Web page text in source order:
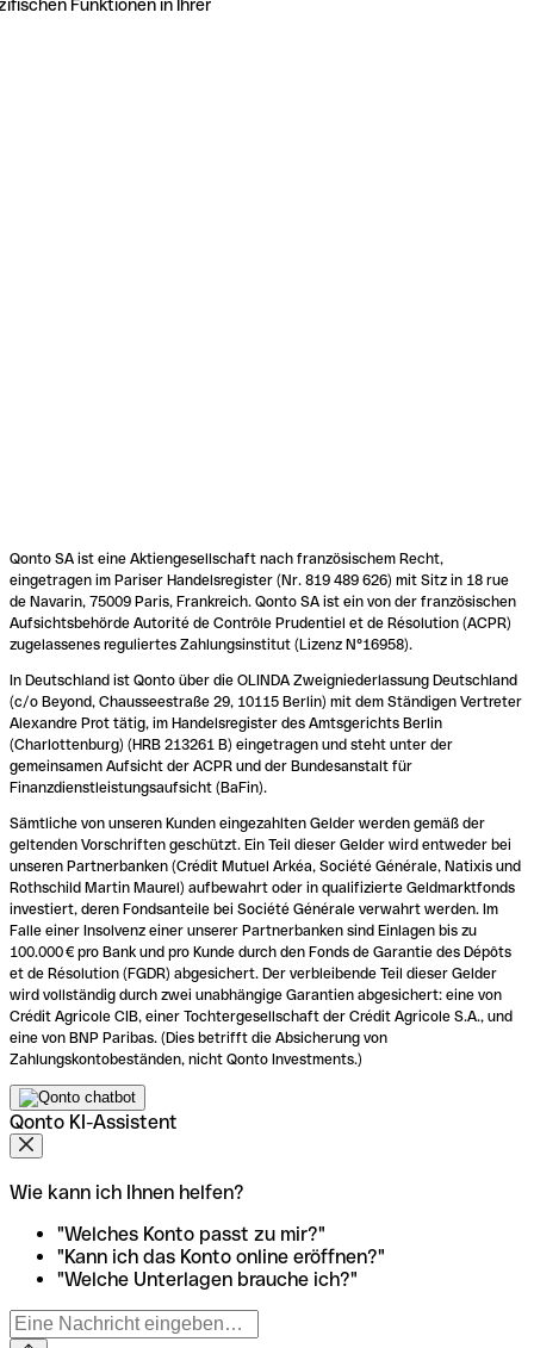
Funktionen in Ihrer
Qonto SA ist eine Aktiengesellschaft nach französischem Recht,
eingetragen im Pariser Handelsregister (Nr. 819 489 626) mit Sitz in 18 rue
de Navarin, 75009 Paris, Frankreich. Qonto SA ist ein von der französischen
Aufsichtsbehörde Autorité de Contrôle Prudentiel et de Résolution (ACPR)
zugelassenes reguliertes Zahlungsinstitut (Lizenz N°16958).
In Deutschland ist Qonto über die OLINDA Zweigniederlassung Deutschland
(c/o Beyond, Chausseestraße 29, 10115 Berlin) mit dem Ständigen Vertreter
Alexandre Prot tätig, im Handelsregister des Amtsgerichts Berlin
(Charlottenburg) (HRB 213261 B) eingetragen und steht unter der
gemeinsamen Aufsicht der ACPR und der Bundesanstalt für
Finanzdienstleistungsaufsicht (BaFin).
Sämtliche von unseren Kunden eingezahlten Gelder werden gemäß der
geltenden Vorschriften geschützt. Ein Teil dieser Gelder wird entweder bei
unseren Partnerbanken (Crédit Mutuel Arkéa, Société Générale, Natixis und
Rothschild Martin Maurel) aufbewahrt oder in qualifizierte Geldmarktfonds
investiert, deren Fondsanteile bei Société Générale verwahrt werden. Im
Falle einer Insolvenz einer unserer Partnerbanken sind Einlagen bis zu
100.000 € pro Bank und pro Kunde durch den Fonds de Garantie des Dépôts
et de Résolution (FGDR) abgesichert. Der verbleibende Teil dieser Gelder
wird vollständig durch zwei unabhängige Garantien abgesichert: eine von
Crédit Agricole CIB, einer Tochtergesellschaft der Crédit Agricole S.A., und
eine von BNP Paribas. (Dies betrifft die Absicherung von
Zahlungskontobeständen, nicht Qonto Investments.)
Qonto KI-Assistent
Wie kann ich Ihnen helfen?
"Welches Konto passt zu mir?"
"Kann ich das Konto online eröffnen?"
"Welche Unterlagen brauche ich?"